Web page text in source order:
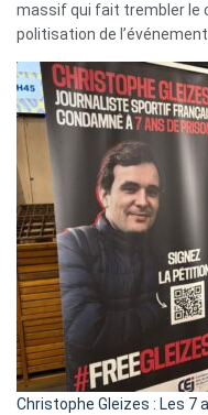
massif qui fait trembler le
politisation de
Christophe Gleizes : Les 7